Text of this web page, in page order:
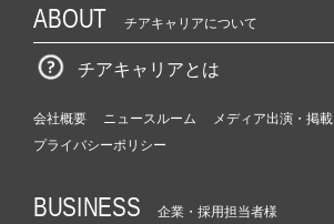
ABOUT チアキャリアについて
チアキャリアとは
会社概要 ニュースルーム
メディア出演・掲載
プライバシーポリシー
BUSINESS 企業・採用担当者様